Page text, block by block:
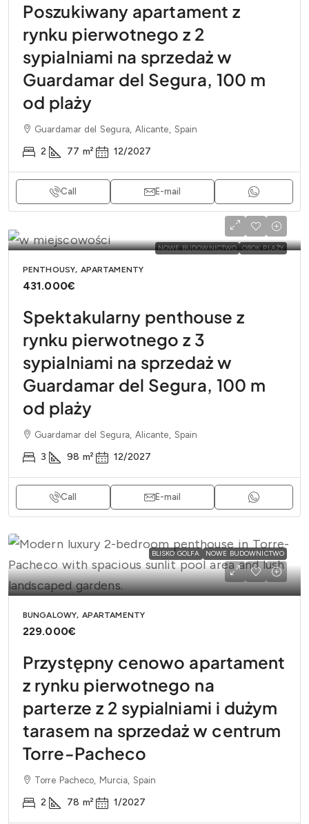
Poszukiwany apartament z
rynku pierwotnego z 2
sypialniami na sprzedaż w
Guardamar del Segura, 100 m
od plaży
Guardamar del Segura, Alicante, Spain
2 77 m² 12/2027
Call E-mail
NOWE BUDOWNICTWO OBOK PLAŻY
PENTHOUSY, APARTAMENTY
431.000€
Spektakularny penthouse z
rynku pierwotnego z 3
sypialniami na sprzedaż w
Guardamar del Segura, 100 m
od plaży
Guardamar del Segura, Alicante, Spain
3 98 m² 12/2027
Call E-mail
BLISKO GOLFA NOWE BUDOWNICTWO
BUNGALOWY, APARTAMENTY
229.000€
Przystępny cenowo apartament
z rynku pierwotnego na
parterze z 2 sypialniami i dużym
tarasem na sprzedaż w centrum
Torre-Pacheco
Torre Pacheco, Murcia, Spain
2 78 m² 1/2027